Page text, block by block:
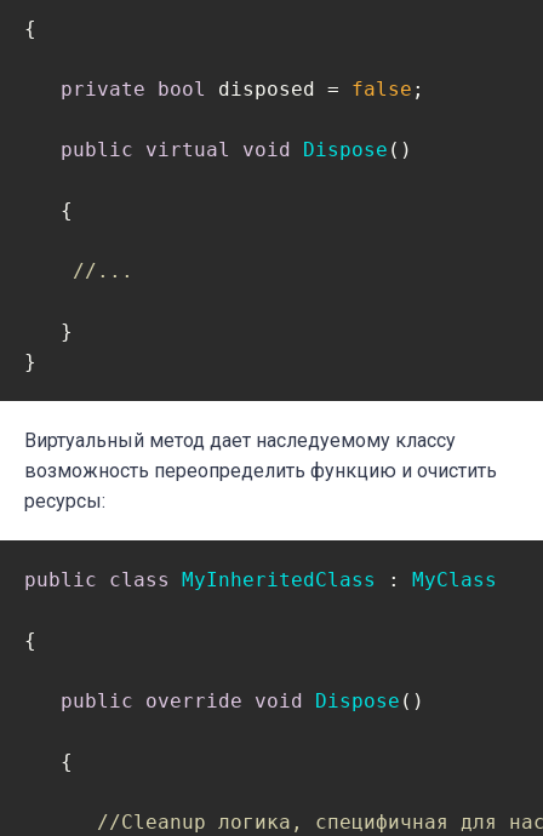
{
private bool disposed = false ;
public virtual void Dispose ( )
   {
//...
   }
}
Виртуальный метод дает наследуемому классу
возможность переопределить функцию и очистить
ресурсы:
public class MyInheritedClass : MyClass
{
public override void Dispose ( )
   {
//Cleanup логика, специфичная для